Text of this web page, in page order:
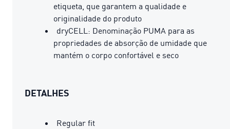
etiqueta, que garantem a qualidade e
originalidade do produto
dryCELL: Denominação PUMA para as
propriedades de absorção de umidade que
mantém o corpo confortável e seco
DETALHES
Regular fit